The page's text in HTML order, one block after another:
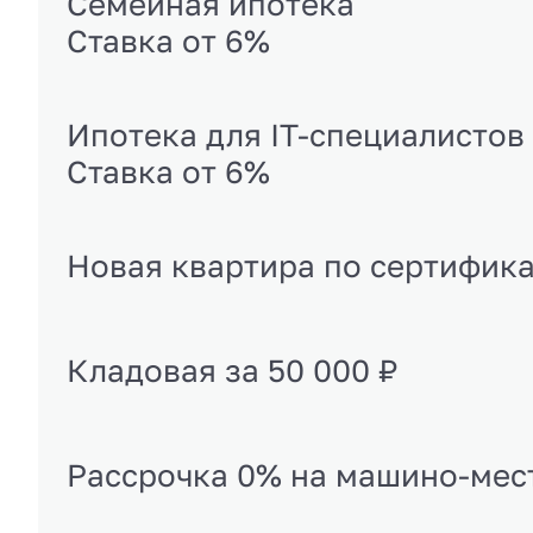
Ставка от 6%
Ипотека для IT-специалистов
Ставка от 6%
Новая квартира по
Кладовая за 50 000 ₽
Рассрочка 0% на машино-